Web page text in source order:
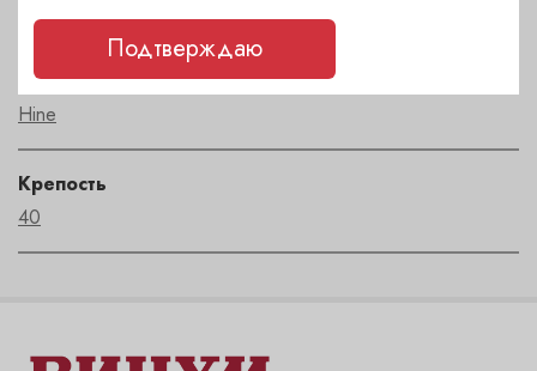
Автор
Hine
Крепость
40
Подтверждаю